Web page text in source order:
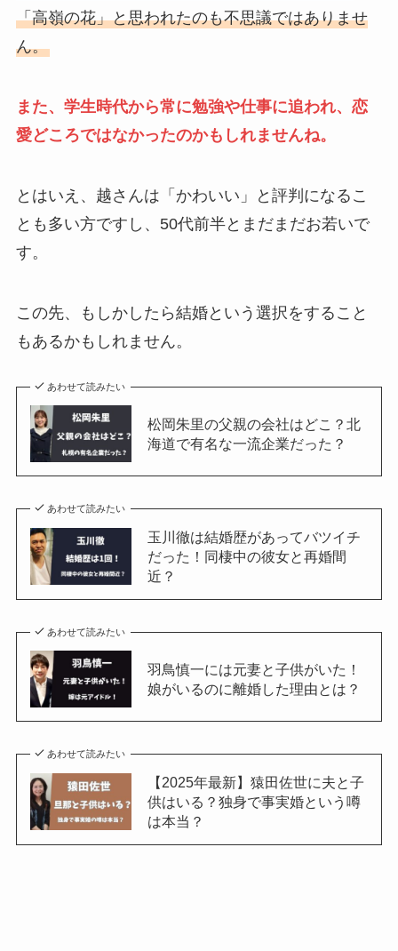
「高嶺の花」と思われたのも不思議ではありませ
ん。
また、学生時代から常に勉強や仕事に追われ、恋
愛どころではなかったのかもしれませんね。
とはいえ、越さんは「かわいい」と評判になるこ
とも多い方ですし、50代前半とまだまだお若いで
す。
この先、もしかしたら結婚という選択をすること
もあるかもしれません。
あわせて読みたい
松岡朱里の父親の会社はどこ？北
海道で有名な一流企業だった？
あわせて読みたい
玉川徹は結婚歴があってバツイチ
だった！同棲中の彼女と再婚間
近？
あわせて読みたい
羽鳥慎一には元妻と子供がいた！
娘がいるのに離婚した理由とは？
あわせて読みたい
【2025年最新】猿田佐世に夫と子
供はいる？独身で事実婚という噂
は本当？